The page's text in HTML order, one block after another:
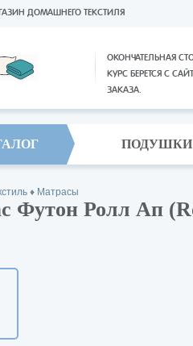
ОКОНЧАТЕЛЬНАЯ
КУРС БЕРЕТСЯ С
ЗАКАЗА.
ДОМАШНЕГО ТЕКСТИЛЯ
ПОДУШКИ
♦ Матрасы
Футон Ролл Ап